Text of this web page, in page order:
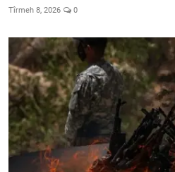
Tîrmeh 8, 2026 0